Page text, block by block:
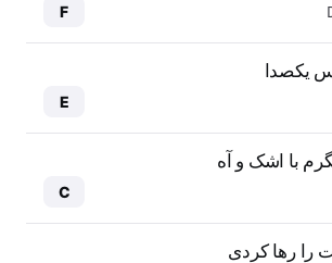
F
یکصدا
E
با اشک و آه
C
را رها کردی